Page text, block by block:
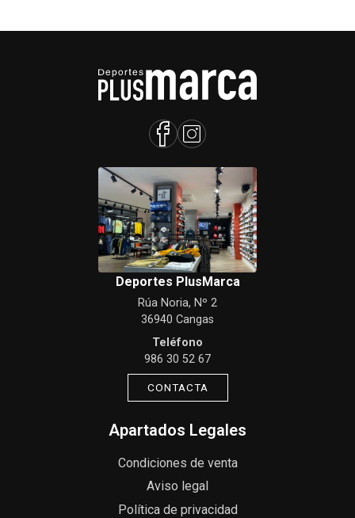
Deportes PlusMarca
Rúa Noria, Nº 2
36940 Cangas
Teléfono
986 30 52 67
CONTACTA
Apartados Legales
Condiciones de venta
Aviso legal
Política de privacidad